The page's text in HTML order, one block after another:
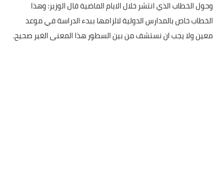
وحول الخطاب الذي انتشر خلال الايام الماضية قال الوزير: وهذا
الخطاب خاص بالمدارس الدولية لالزامها ببدء الدراسة في موعد
معين ولا يجب ان نستشف من بين السطور هذا المعنى الغير صحيح.